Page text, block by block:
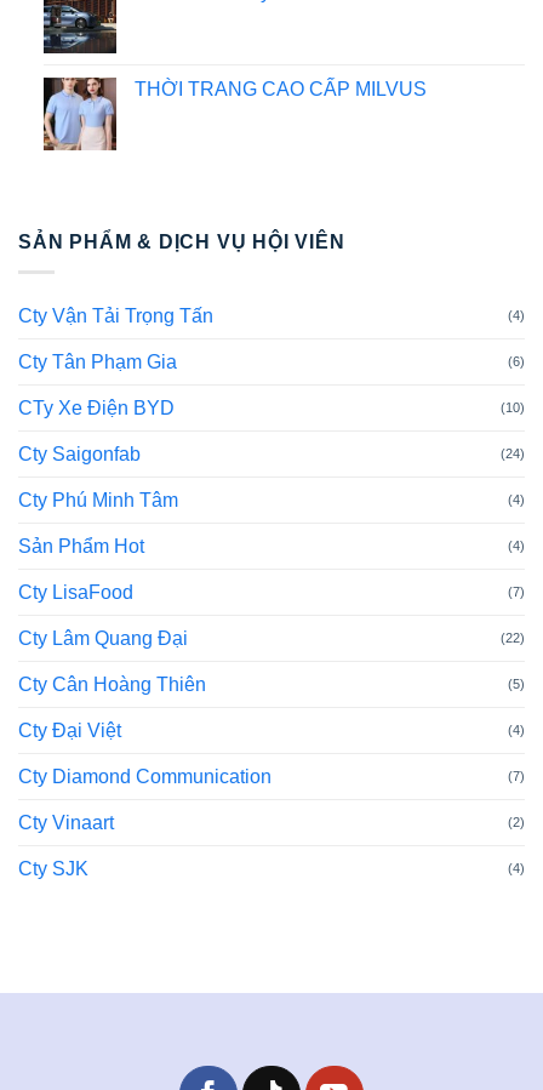
THỜI TRANG CAO CẤP MILVUS
SẢN PHẨM & DỊCH VỤ HỘI VIÊN
Cty Vận Tải Trọng Tấn (4)
Cty Tân Phạm Gia (6)
CTy Xe Điện BYD (10)
Cty Saigonfab (24)
Cty Phú Minh Tâm (4)
Sản Phẩm Hot (4)
Cty LisaFood (7)
Cty Lâm Quang Đại (22)
Cty Cân Hoàng Thiên (5)
Cty Đại Việt (4)
Cty Diamond Communication (7)
Cty Vinaart (2)
Cty SJK (4)